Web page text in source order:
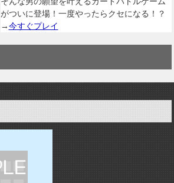
がついに登場！一度やったらクセになる！？
→今すぐプレイ